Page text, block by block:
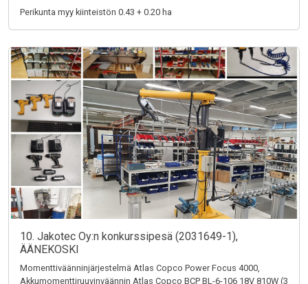
Perikunta myy kiinteistön 0.43 + 0.20 ha
10. Jakotec Oy:n konkurssipesä (2031649-1),
ÄÄNEKOSKI
Momenttiväänninjärjestelmä Atlas Copco Power Focus 4000,
Akkumomenttiruuvinväännin Atlas Copco BCP BL-6-106 18V 810W (3